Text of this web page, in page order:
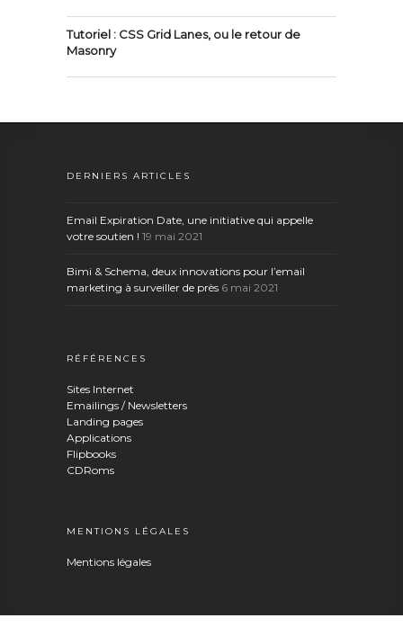
Tutoriel : CSS Grid Lanes, ou le retour de
Masonry
DERNIERS ARTICLES
Email Expiration Date, une initiative qui appelle
votre soutien ! 19 mai 2021
Bimi & Schema, deux innovations pour l’email
marketing à surveiller de près 6 mai 2021
RÉFÉRENCES
Sites Internet
Emailings / Newsletters
Landing pages
Applications
Flipbooks
CDRoms
MENTIONS LÉGALES
Mentions légales